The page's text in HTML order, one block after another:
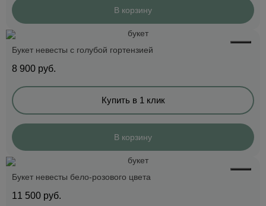
В корзину
Букет невесты с голубой гортензией
8 900 руб.
Купить в 1 клик
В корзину
Букет невесты бело-розового цвета
11 500 руб.